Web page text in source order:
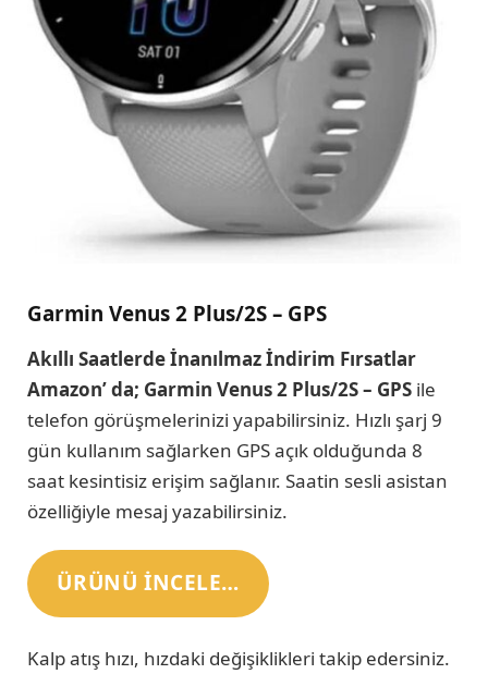
Garmin Venus 2 Plus/2S – GPS
Akıllı Saatlerde İnanılmaz İndirim Fırsatlar
Amazon’ da; Garmin Venus 2 Plus/2S – GPS ile
telefon görüşmelerinizi yapabilirsiniz. Hızlı şarj 9
gün kullanım sağlarken GPS açık olduğunda 8
saat kesintisiz erişim sağlanır. Saatin sesli asistan
özelliğiyle mesaj yazabilirsiniz.
ÜRÜNÜ INCELE…
Kalp atış hızı, hızdaki değişiklikleri takip edersiniz.